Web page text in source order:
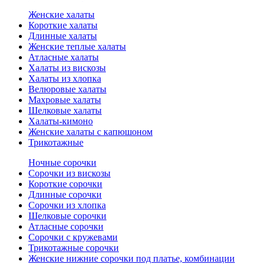
Женские халаты
Короткие халаты
Длинные халаты
Женские теплые халаты
Атласные халаты
Халаты из вискозы
Халаты из хлопка
Велюровые халаты
Махровые халаты
Шелковые халаты
Халаты-кимоно
Женские халаты с капюшоном
Трикотажные
Ночные сорочки
Сорочки из вискозы
Короткие сорочки
Длинные сорочки
Сорочки из хлопка
Шелковые сорочки
Атласные сорочки
Сорочки с кружевами
Трикотажные сорочки
Женские нижние сорочки под платье, комбинации